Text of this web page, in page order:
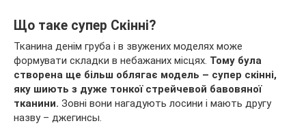
Що таке супер Скінні?
Тканина денім груба і в звужених моделях може
формувати складки в небажаних місцях. Тому була
створена ще більш облягає модель – супер скінні,
яку шиють з дуже тонкої стрейчевой бавовяної
тканини. Зовні вони нагадують лосини і мають другу
назву – джегинсы.